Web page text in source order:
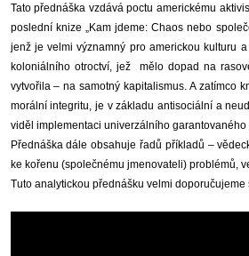
Tato přednáška vzdává poctu americkému
poslední knize „Kam jdeme: Chaos nebo
jenž je velmi významný pro americkou kulturu
koloniálního otroctví, jež mělo dopad na
vytvořila – na samotný kapitalismus. A zatímco
morální integritu, je v základu antisociální a
viděl implementaci univerzálního
Přednáška dále obsahuje řadů příkladů –
ke kořenu (společnému jmenovateli) problémů,
Tuto analytickou přednášku velmi